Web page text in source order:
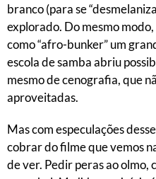
branco (para se
explorado. Do mesmo
como “afro-bunker” um
escola de samba abriu
mesmo de cenografia, que
aproveitadas.
Mas com especulações
cobrar do filme que vemos
de ver. Pedir peras ao olmo,